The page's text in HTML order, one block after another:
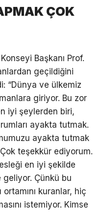
ÇOK
Başkanı Prof.
geçildiğini
“Dünya ve ülkemiz
giriyor. Bu zor
iyi şeylerden biri,
ayakta tutmak.
ayakta tutmak
teşekkür ediyorum.
en iyi şekilde
Çünkü bu
kuranlar, hiç
istemiyor. Kimse